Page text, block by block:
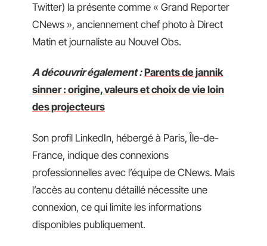
Twitter) la présente comme « Grand Reporter
CNews », anciennement chef photo à Direct
Matin et journaliste au Nouvel Obs.
A découvrir également : Parents de jannik
sinner : origine, valeurs et choix de vie loin
des projecteurs
Son profil LinkedIn, hébergé à Paris, Île-de-
France, indique des connexions
professionnelles avec l’équipe de CNews. Mais
l’accès au contenu détaillé nécessite une
connexion, ce qui limite les informations
disponibles publiquement.